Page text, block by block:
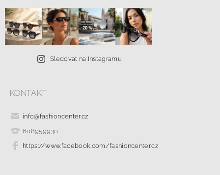
Sledovat na Instagramu
KONTAKT
info@fashioncenter.cz
608959930
https://www.facebook.com/fashioncenter.cz